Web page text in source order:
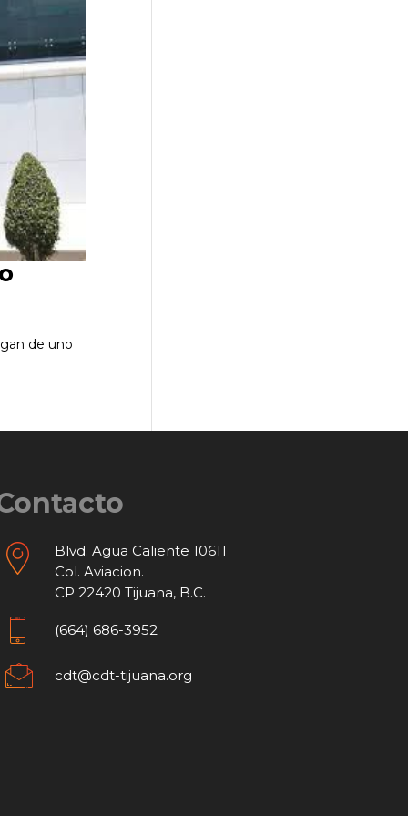
de uno
Blvd. Agua Caliente 10611
Col. Aviacion.
CP 22420 Tijuana, B.C.
(664) 686-3952
cdt@cdt-tijuana.org